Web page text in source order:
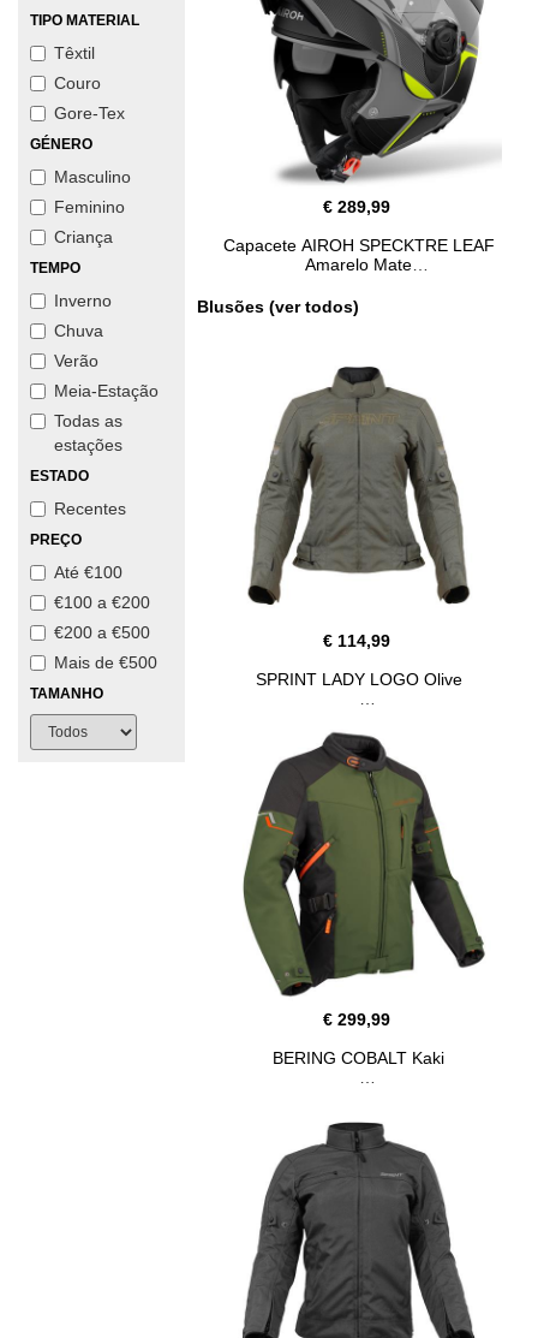
TIPO MATERIAL
Têxtil
Couro
Gore-Tex
GÉNERO
Masculino
Feminino
Criança
TEMPO
Inverno
Chuva
Verão
Meia-Estação
Todas as
estações
ESTADO
Recentes
PREÇO
Até €100
€100 a €200
€200 a €500
Mais de €500
TAMANHO
€ 289,99
Capacete AIROH SPECKTRE LEAF
Amarelo Mate
Blusões (ver todos)
€ 114,99
SPRINT LADY LOGO Olive
€ 299,99
BERING COBALT Kaki